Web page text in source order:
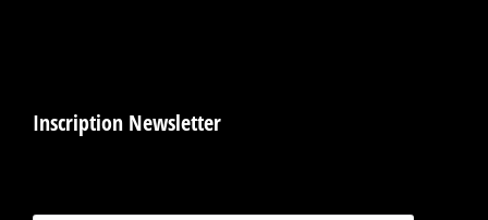
Inscription Newsletter